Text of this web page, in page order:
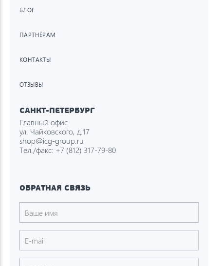
БЛОГ
ПАРТНЁРАМ
КОНТАКТЫ
ОТЗЫВЫ
САНКТ-ПЕТЕРБУРГ
Главный офис
ул. Чайковского, д.17
shop@icg-group.ru
Тел./факс: +7 (812) 317-79-80
ОБРАТНАЯ СВЯЗЬ